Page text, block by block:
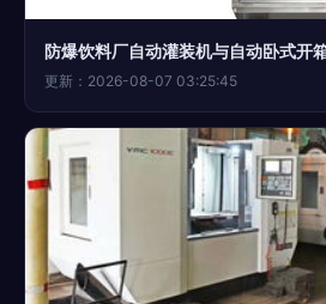
更新：2026-08-07 03:25:45